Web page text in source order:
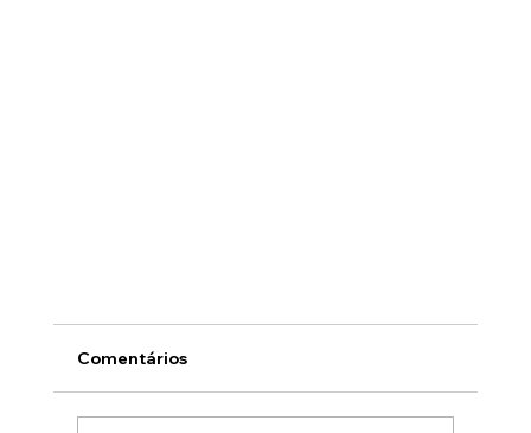
O que são Escoamentos Multifásicos?
Comentários